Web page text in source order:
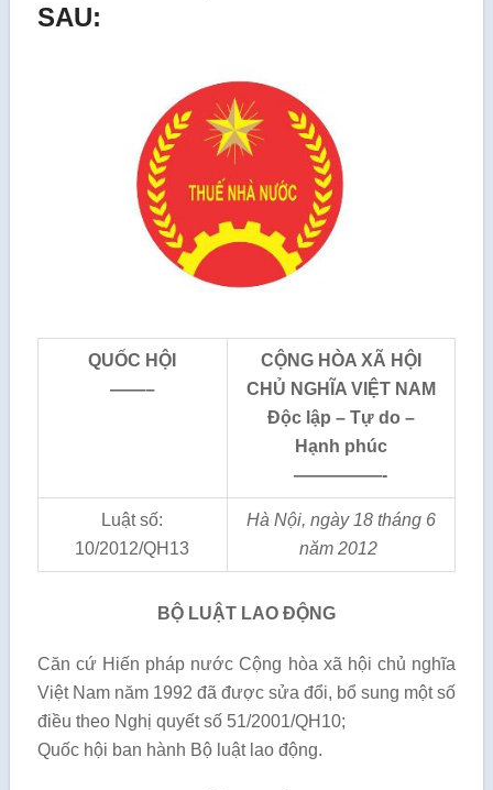
SAU:
­­QUỐC HỘI
——–
CỘNG HÒA XÃ HỘI
CHỦ NGHĨA VIỆT NAM
Độc lập – Tự do –
Hạnh phúc
—————-
Luật số:
10/2012/QH13
Hà Nội, ngày 18 tháng 6
năm 2012
BỘ LUẬT LAO ĐỘNG
Căn cứ Hiến pháp nước Cộng hòa xã hội chủ nghĩa
Việt Nam năm 1992 đã được sửa đổi, bổ sung một số
điều theo Nghị quyết số 51/2001/QH10;
Quốc hội ban hành Bộ luật lao động.